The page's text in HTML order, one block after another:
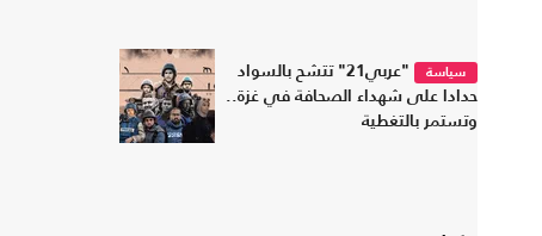
سياسة
"عربي21" تتشح بالسواد
حدادا على شهداء الصحافة في غزة..
وتستمر بالتغطية